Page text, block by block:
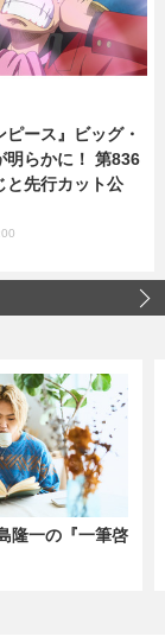
ピース』ビッグ・
明らかに！ 第836
と先行カット公
隆一の『一筆啓